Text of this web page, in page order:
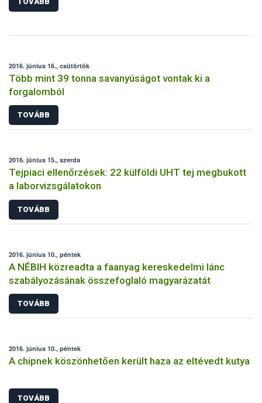
termék esetében kellett hatósági eljárást indítani.
2016. június 16., csütörtök
Több mint 39 tonna savanyúságot vontak ki a
forgalomból
TOVÁBB
2016. június 15., szerda
Tejpiaci ellenőrzések: 22 külföldi UHT tej megbukott
a laborvizsgálatokon
TOVÁBB
2016. június 10., péntek
A NÉBIH közreadta a faanyag kereskedelmi lánc
szabályozásának összefoglaló magyarázatát
TOVÁBB
2016. június 10., péntek
A chipnek köszönhetően került haza az eltévedt kutya
TOVÁBB